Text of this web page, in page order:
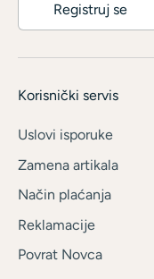
Registruj se
Korisnički servis
Uslovi isporuke
Zamena artikala
Način plaćanja
Reklamacije
Povrat Novca